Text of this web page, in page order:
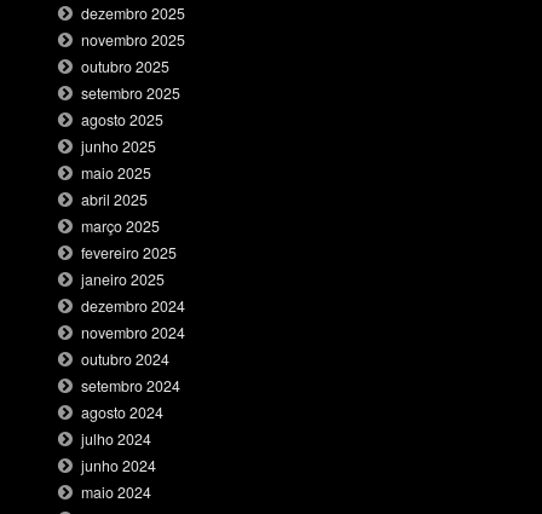
dezembro 2025
novembro 2025
outubro 2025
setembro 2025
agosto 2025
junho 2025
maio 2025
abril 2025
março 2025
fevereiro 2025
janeiro 2025
dezembro 2024
novembro 2024
outubro 2024
setembro 2024
agosto 2024
julho 2024
junho 2024
maio 2024